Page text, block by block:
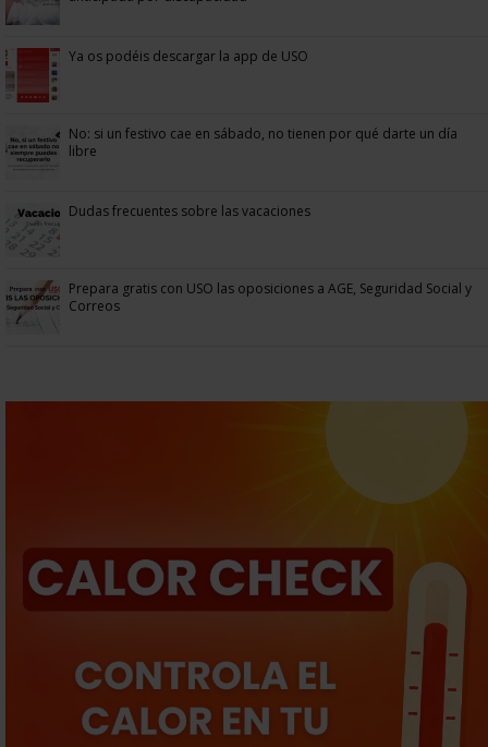
Ya os podéis descargar la app de USO
No: si un festivo cae en sábado, no tienen por qué darte un día
libre
Dudas frecuentes sobre las vacaciones
Prepara gratis con USO las oposiciones a AGE, Seguridad Social y
Correos